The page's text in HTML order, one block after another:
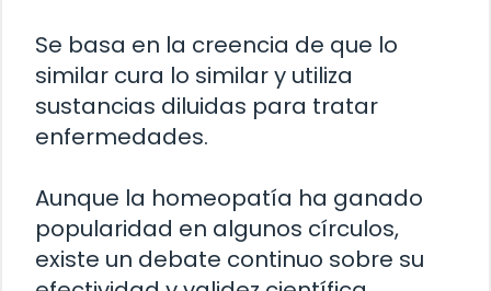
Se basa en la creencia de que lo
similar cura lo similar y utiliza
sustancias diluidas para tratar
enfermedades.
Aunque la homeopatía ha ganado
popularidad en algunos círculos,
existe un debate continuo sobre su